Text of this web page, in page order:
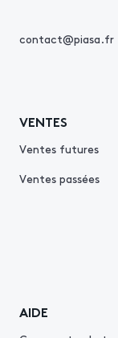
contact@piasa.fr
VENTES
Ventes futures
Ventes passées
AIDE